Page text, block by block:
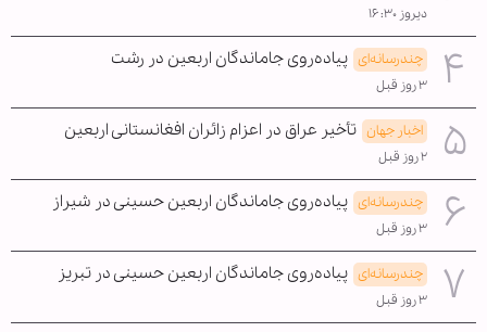
دیروز ۱۶:۳۰
چندرسانه‌ای پیاده‌روی جاماندگان اربعین در رشت
۳ روز قبل
اخبار جهان تأخیر عراق در اعزام زائران افغانستانی اربعین
۲ روز قبل
چندرسانه‌ای پیاده‌روی جاماندگان اربعین حسینی در شیراز
۳ روز قبل
چندرسانه‌ای پیاده‌روی جاماندگان اربعین حسینی در تبریز
۳ روز قبل